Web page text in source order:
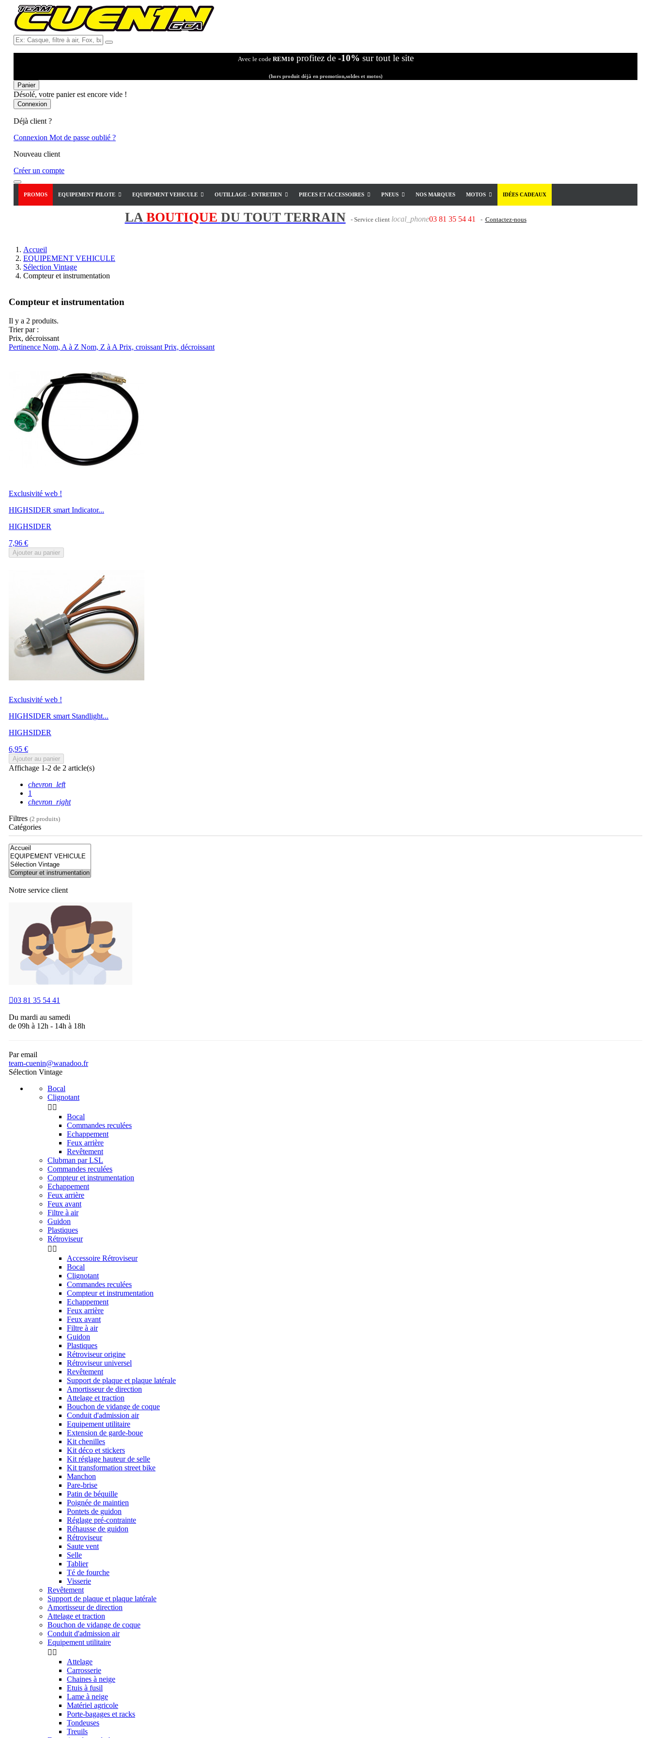
Ex:
Casque,
Fox,
...
Avec le code REM10 profitez de -10% sur tout le site
(hors produit déjà en promotion,soldes et motos)
Panier
Désolé, votre panier est encore vide !
Connexion
Déjà client ?
Connexion Mot de passe oublié ?
Nouveau client
Créer un compte
PROMOS EQUIPEMENT PILOTE EQUIPEMENT VEHICULE OUTILLAGE - ENTRETIEN PIECES ET ACCESSOIRES PNEUS NOS MARQUES MOTOS IDÉES CADEAUX
LABOUTIQUE DU TOUT TERRAIN - Service client local_phone03 81 35 54 41 - Contactez-nous
Accueil
EQUIPEMENT VEHICULE
Sélection Vintage
Compteur et instrumentation
Compteur et instrumentation
Il y a 2 produits.
Trier par :
Prix, décroissant
Pertinence Nom, A à Z Nom, Z à A Prix, croissant Prix, décroissant
Exclusivité web !
HIGHSIDER smart Indicator...
HIGHSIDER
Prix
7,96 €
Ajouter au panier
Exclusivité web !
HIGHSIDER smart Standlight...
HIGHSIDER
Prix
6,95 €
Ajouter au panier
Affichage 1-2 de 2 article(s)
chevron_left
1
chevron_right
Filtres (2 produits)
Catégories
Notre service client
03 81 35 54 41
Du mardi au samedi
de 09h à 12h - 14h à 18h
Par email
team-cuenin@wanadoo.fr
Sélection Vintage
Bocal
Clignotant
 
Bocal
Commandes reculées
Echappement
Feux arrière
Revêtement
Clubman par LSL
Commandes reculées
Compteur et instrumentation
Echappement
Feux arrière
Feux avant
Filtre à air
Guidon
Plastiques
Rétroviseur
 
Accessoire Rétroviseur
Bocal
Clignotant
Commandes reculées
Compteur et instrumentation
Echappement
Feux arrière
Feux avant
Filtre à air
Guidon
Plastiques
Rétroviseur origine
Rétroviseur universel
Revêtement
Support de plaque et plaque latérale
Amortisseur de direction
Attelage et traction
Bouchon de vidange de coque
Conduit d'admission air
Equipement utilitaire
Extension de garde-boue
Kit chenilles
Kit déco et stickers
Kit réglage hauteur de selle
Kit transformation street bike
Manchon
Pare-brise
Patin de béquille
Poignée de maintien
Pontets de guidon
Réglage pré-contrainte
Réhausse de guidon
Rétroviseur
Saute vent
Selle
Tablier
Té de fourche
Visserie
Revêtement
Support de plaque et plaque latérale
Amortisseur de direction
Attelage et traction
Bouchon de vidange de coque
Conduit d'admission air
Equipement utilitaire
 
Attelage
Carrosserie
Chaines à neige
Etuis à fusil
Lame à neige
Matériel agricole
Porte-bagages et racks
Tondeuses
Treuils